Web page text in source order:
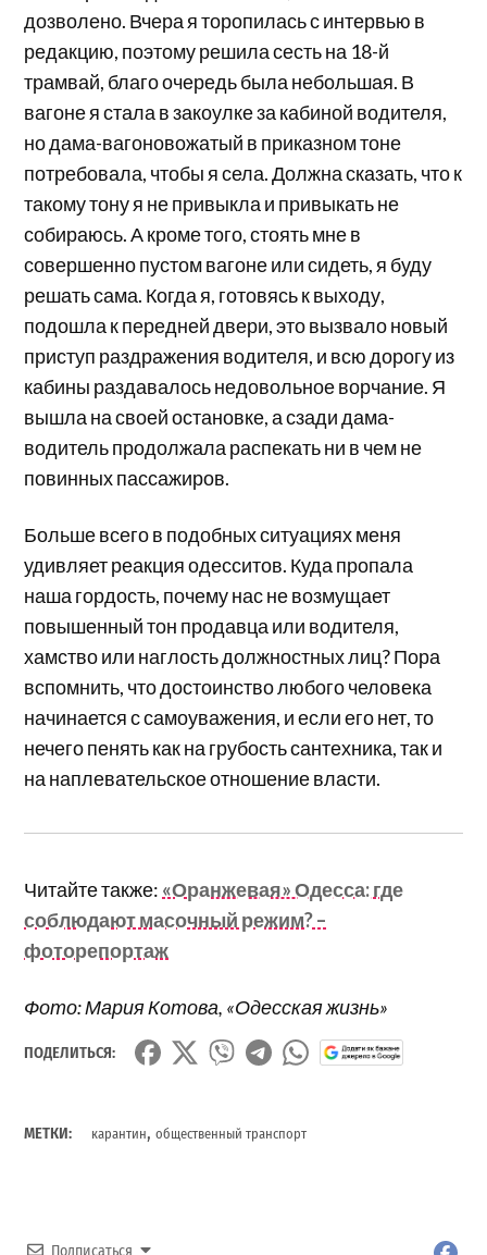
дозволено. Вчера я торопилась с интервью в
редакцию, поэтому решила сесть на 18-й
трамвай, благо очередь была небольшая. В
вагоне я стала в закоулке за кабиной водителя,
но дама-вагоновожатый в приказном тоне
потребовала, чтобы я села. Должна сказать, что к
такому тону я не привыкла и привыкать не
собираюсь. А кроме того, стоять мне в
совершенно пустом вагоне или сидеть, я буду
решать сама. Когда я, готовясь к выходу,
подошла к передней двери, это вызвало новый
приступ раздражения водителя, и всю дорогу из
кабины раздавалось недовольное ворчание. Я
вышла на своей остановке, а сзади дама-
водитель продолжала распекать ни в чем не
повинных пассажиров.
Больше всего в подобных ситуациях меня
удивляет реакция одесситов. Куда пропала
наша гордость, почему нас не возмущает
повышенный тон продавца или водителя,
хамство или наглость должностных лиц? Пора
вспомнить, что достоинство любого человека
начинается с самоуважения, и если его нет, то
нечего пенять как на грубость сантехника, так и
на наплевательское отношение власти.
Читайте также: «Оранжевая» Одесса: где
соблюдают масочный режим? –
фоторепортаж
Фото: Мария Котова, «Одесская жизнь»
ПОДЕЛИТЬСЯ:
МЕТКИ: карантин,общественный транспорт